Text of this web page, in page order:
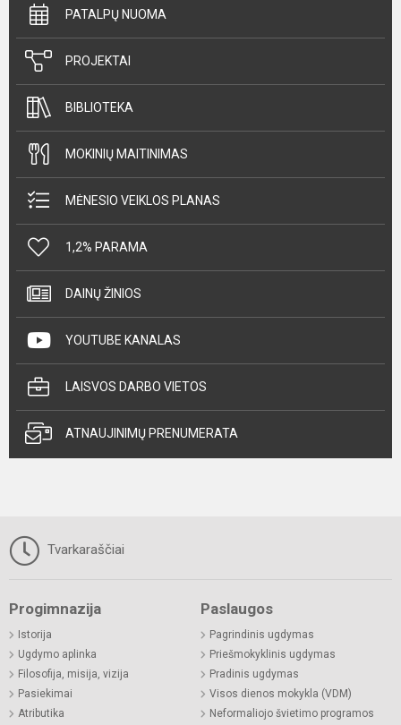
PATALPŲ NUOMA
PROJEKTAI
BIBLIOTEKA
MOKINIŲ MAITINIMAS
MĖNESIO VEIKLOS PLANAS
1,2% PARAMA
DAINŲ ŽINIOS
YOUTUBE KANALAS
LAISVOS DARBO VIETOS
ATNAUJINIMŲ PRENUMERATA
Tvarkaraščiai
Progimnazija
Istorija
Ugdymo aplinka
Filosofija, misija, vizija
Pasiekimai
Atributika
Paslaugos
Pagrindinis ugdymas
Priešmokyklinis ugdymas
Pradinis ugdymas
Visos dienos mokykla (VDM)
Neformaliojo švietimo programos